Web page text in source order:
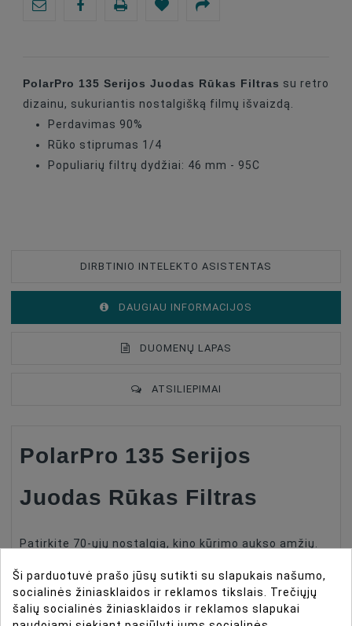
PolarPro 135 Serijos Juodas Rūkas Filtras su retro
dizainu, sukuriantis nostalgišką filmų išvaizdą.
Perdavimas 90%
Rūko stiprumas 1/4
Populiarių filtrų dydžiai: 46 mm - 95C
DIRBTINIO INTELEKTO ASISTENTAS
DAUGIAU INFORMACIJOS
DUOMENŲ LAPAS
ATSILIEPIMAI
Filter Type Soft
PolarPro 135 Serijos
Juodas Rūkas Filtras
Patirkite 70-ųjų nostalgią, kino kūrimo aukso amžių.
retro dizainu, sujungiančiu autentišką analoginę
fotografiją su moderniu pasakojimu.
Ši parduotuvė prašo jūsų sutikti su slapukais našumo,
socialinės žiniasklaidos ir reklamos tikslais. Trečiųjų
šalių socialinės žiniasklaidos ir reklamos slapukai